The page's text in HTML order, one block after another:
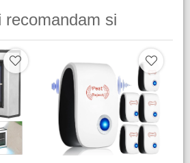
recomandam si